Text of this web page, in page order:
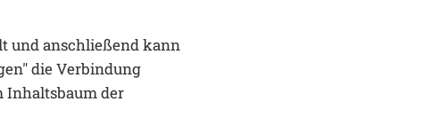
und anschließend kann
die Verbindung
Inhaltsbaum der